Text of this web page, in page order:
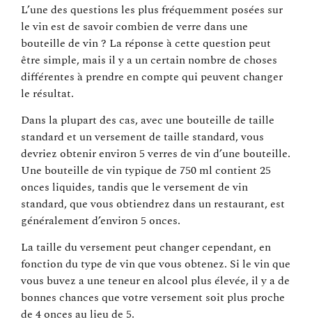
L’une des questions les plus fréquemment posées sur
le vin est de savoir combien de verre dans une
bouteille de vin ? La réponse à cette question peut
être simple, mais il y a un certain nombre de choses
différentes à prendre en compte qui peuvent changer
le résultat.
Dans la plupart des cas, avec une bouteille de taille
standard et un versement de taille standard, vous
devriez obtenir environ 5 verres de vin d’une bouteille.
Une bouteille de vin typique de 750 ml contient 25
onces liquides, tandis que le versement de vin
standard, que vous obtiendrez dans un restaurant, est
généralement d’environ 5 onces.
La taille du versement peut changer cependant, en
fonction du type de vin que vous obtenez. Si le vin que
vous buvez a une teneur en alcool plus élevée, il y a de
bonnes chances que votre versement soit plus proche
de 4 onces au lieu de 5.